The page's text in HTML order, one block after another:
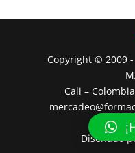
Copyright © 2009 -
Cali –
Diseñado